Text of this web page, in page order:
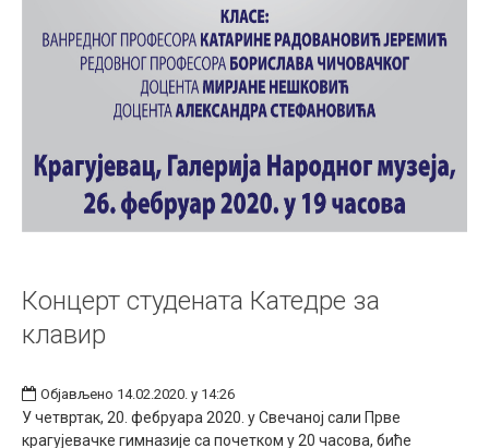
Концерт студената Катедре за
клавир
Објављено 14.02.2020. у 14:26
У четвртак, 20. фебруара 2020. у Свечаној сали Прве
крагујевачке гимназије са почетком у 20 часова, биће